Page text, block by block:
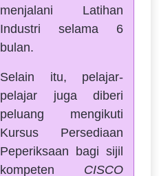
menjalani Latihan
Industri selama 6
bulan.
Selain itu, pelajar-
pelajar juga diberi
peluang mengikuti
Kursus Persediaan
Peperiksaan bagi sijil
kompeten CISCO